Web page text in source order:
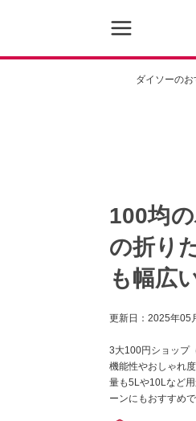
ダイソーの
100均
の折り
も幅広
更新日： 2025年05
3大100円ショップ
機能性やおしゃれ
量も5Lや10Lなど
ーンにもおすすめで